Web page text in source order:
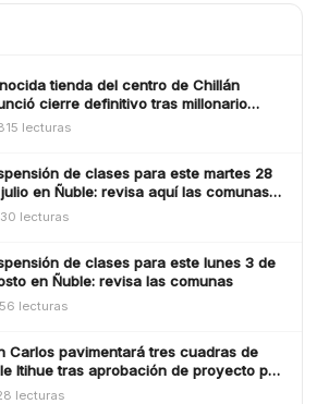
tienda del centro de Chillán
cierre definitivo tras millonario
ocurrido la madrugada del reciente
lecturas
de clases para este martes 28
en Ñuble: revisa aquí las comunas y
lecturas
de clases para este lunes 3 de
en Ñuble: revisa las comunas
lecturas
Carlos pavimentará tres cuadras de
Itihue tras aprobación de proyecto por
de $554 millones
lecturas